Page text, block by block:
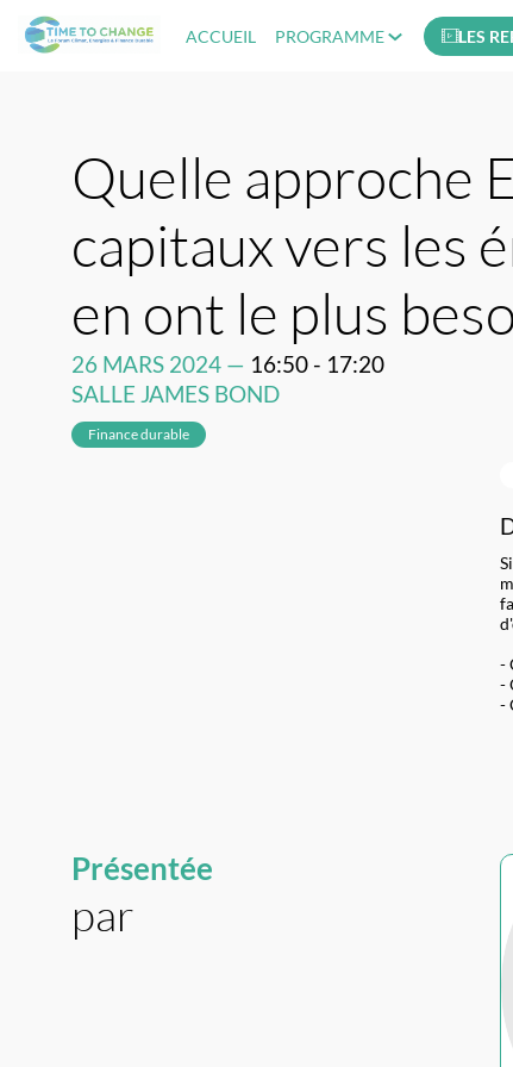
ACCUEIL PROGRAMME LES
Quelle approche
capitaux vers les
en ont le plus
26 MARS 2024 — 16:50 - 17:20
SALLE JAMES BOND
Finance durable
-
-
-
Présentée
par